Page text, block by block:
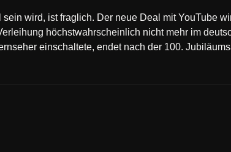
wird, ist fraglich. Der neue Deal mit YouTube
höchstwahrscheinlich nicht mehr im
einschaltete, endet nach der 100.